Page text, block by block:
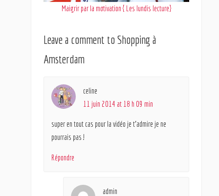
Maigrir par la motivation { Les lundis lecture}
Leave a comment toShopping à
Amsterdam
celine
11 juin 2014 at 18 h 09 min
super en tout cas pour la vidéo je t’admire je ne
pourrais pas !
Répondre
admin